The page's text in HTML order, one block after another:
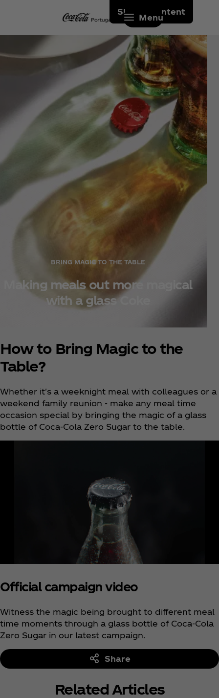
Skip to content
Menu
BRING MAGIC TO THE TABLE
Making meals out more magical
with a glass Coke
How to Bring Magic to the
Table?
Whether it's a weeknight meal with colleagues or a
weekend family reunion - make any meal time
occasion special by bringing the magic of a glass
bottle of Coca‑Cola Zero Sugar to the table.
Official campaign video
Witness the magic being brought to different meal
time moments through a glass bottle of Coca‑Cola
Zero Sugar in our latest campaign.
Share
Related Articles